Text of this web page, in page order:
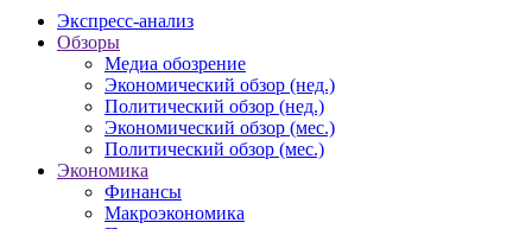
Экспресс-анализ
Обзоры
Медиа обозрение
Экономический обзор (нед.)
Политический обзор (нед.)
Экономический обзор (мес.)
Политический обзор (мес.)
Экономика
Финансы
Макроэкономика